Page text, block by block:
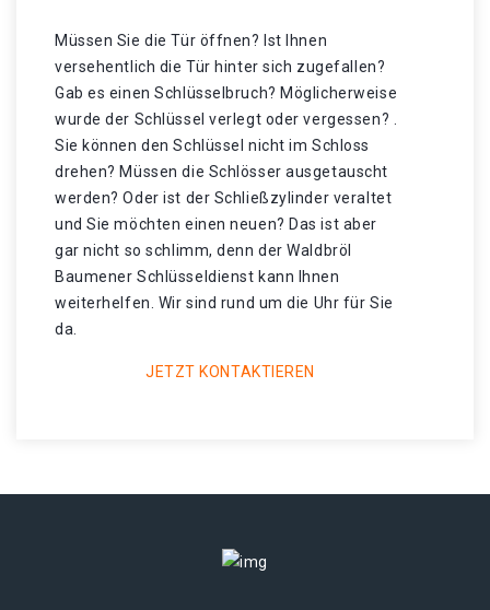
Müssen Sie die Tür öffnen? Ist Ihnen
versehentlich die Tür hinter sich zugefallen?
Gab es einen Schlüsselbruch? Möglicherweise
wurde der Schlüssel verlegt oder vergessen? .
Sie können den Schlüssel nicht im Schloss
drehen? Müssen die Schlösser ausgetauscht
werden? Oder ist der Schließzylinder veraltet
und Sie möchten einen neuen? Das ist aber
gar nicht so schlimm, denn der Waldbröl
Baumener Schlüsseldienst kann Ihnen
weiterhelfen. Wir sind rund um die Uhr für Sie
da.
JETZT KONTAKTIEREN